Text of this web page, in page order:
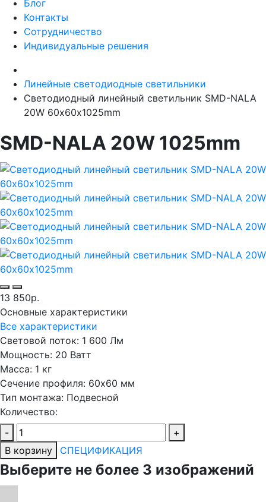
Блог
Контакты
Сотрудничество
Индивидуальные решения
Линейные светодиодные светильники
Светодиодный линейный светильник SMD-NALA
20W 60х60х1025mm
SMD-NALA 20W 1025mm
13 850р.
Основные характеристики
Все характеристики
Световой поток: 1 600 Лм
Мощность: 20 Ватт
Масса: 1 кг
Сечение профиля: 60х60 мм
Тип монтажа: Подвесной
Количество:
-
+
В корзину
СПЕЦИФИКАЦИЯ
Выберите не более 3 изображений